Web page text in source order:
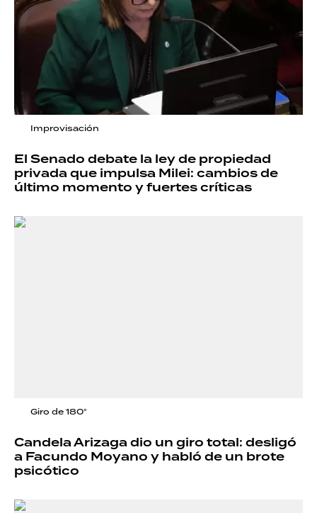
Improvisación
El Senado debate la ley de propiedad
privada que impulsa Milei: cambios de
último momento y fuertes críticas
Giro de 180°
Candela Arizaga dio un giro total: desligó
a Facundo Moyano y habló de un brote
psicótico